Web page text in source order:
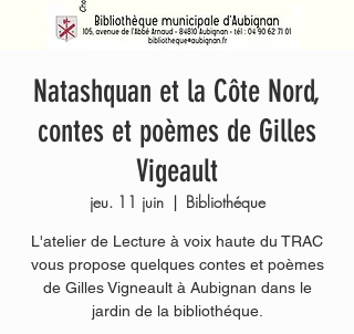
Natashquan et la Côte Nord,
contes et poèmes de Gilles
Vigeault
jeu. 11 juin
  |
Bibliothéque
L'atelier de Lecture à voix haute du TRAC
vous propose quelques contes et poèmes
de Gilles Vigneault à Aubignan dans le
jardin de la bibliothéque.